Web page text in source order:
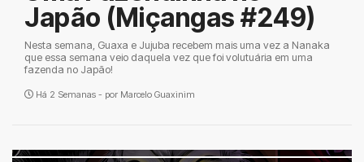
Japão (Miçangas #249)
Nesta semana, Guaxa e Jujuba recebem mais uma vez a Nanaka
que essa semana veio daquela vez que foi volutuária em uma
fazenda no Japão!
Há 2 Semanas - por Marcelo Guaxinim